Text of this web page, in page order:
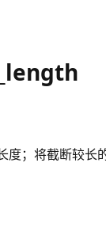
度；将截断较长